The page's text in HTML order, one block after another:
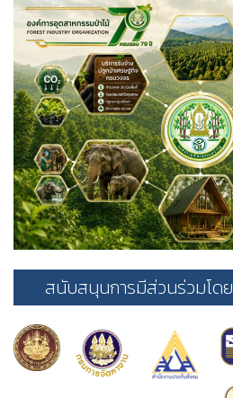
สนับสนุนการมีส่วนร่วมโดย